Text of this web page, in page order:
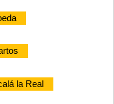
la Real